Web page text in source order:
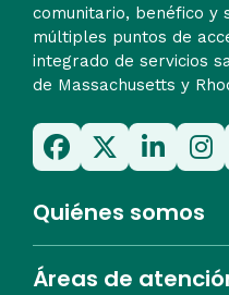
comunitario, benéfico y
múltiples puntos de
integrado de servicios
de Massachusetts y
Quiénes somos
Áreas de